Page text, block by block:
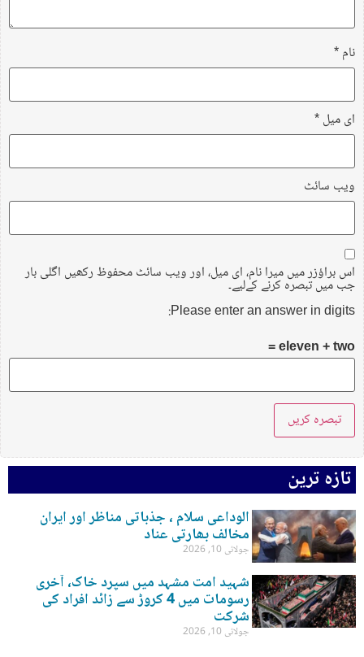
نام*
ای میل*
ویب‌ سائٹ
اس براؤزر میں میرا نام، ای میل، اور ویب سائٹ محفوظ رکھیں اگلی بار
جب میں تبصرہ کرنے کےلیے۔
Please enter an answer in digits:
eleven + two =
تازہ ترین
الوداعی سلام ، جذباتی مناظر اور ایران
مخالف بھارتی عناد
جولائی 10, 2026
شہید امت مشہد میں سپرد خاک، آخری
رسومات میں 4 کروڑ سے زائد افراد کی
شرکت
جولائی 10, 2026